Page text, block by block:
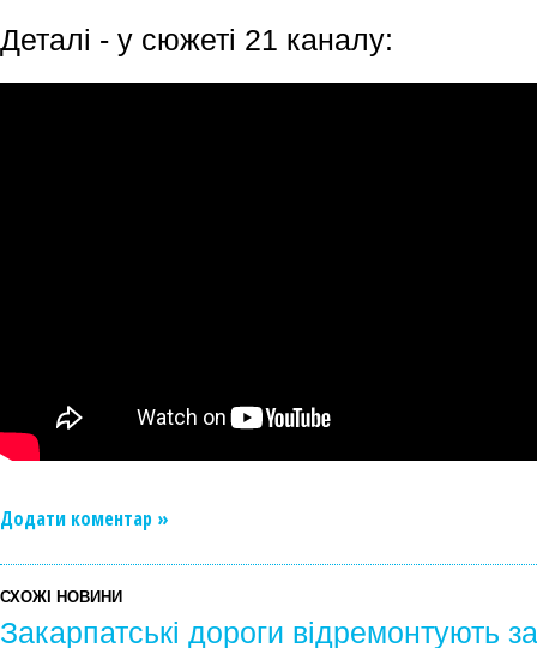
Деталі - у сюжеті 21 каналу:
Додати коментар »
СХОЖІ НОВИНИ
Закарпатські дороги відремонтують